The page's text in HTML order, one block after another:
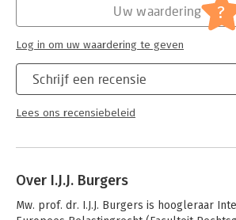
De loonheffingen
De vennootschapsbelasting
Erf- en schenkbelastingen
De omzetbelasting
Formeel belastingrecht
Europees belastingrecht
Internationaal belastingrecht
Schrijf een recensie
Lees ons recensiebeleid
Uw waardering ?
Log in om uw waardering te geven
Over I.J.J. Burgers
Mw. prof. dr. I.J.J. Burgers is hoogleraar